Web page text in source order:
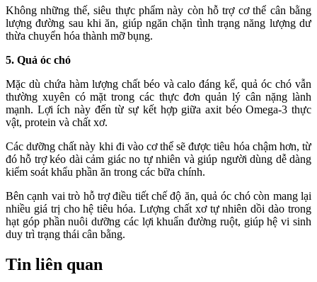
Không những thế, siêu thực phẩm này còn hỗ trợ cơ thể cân bằng
lượng đường sau khi ăn, giúp ngăn chặn tình trạng năng lượng dư
thừa chuyển hóa thành mỡ bụng.
5. Quả óc chó
Mặc dù chứa hàm lượng chất béo và calo đáng kể, quả óc chó vẫn
thường xuyên có mặt trong các thực đơn quản lý cân nặng lành
mạnh. Lợi ích này đến từ sự kết hợp giữa axit béo Omega-3 thực
vật, protein và chất xơ.
Các dưỡng chất này khi đi vào cơ thể sẽ được tiêu hóa chậm hơn, từ
đó hỗ trợ kéo dài cảm giác no tự nhiên và giúp người dùng dễ dàng
kiểm soát khẩu phần ăn trong các bữa chính.
Bên cạnh vai trò hỗ trợ điều tiết chế độ ăn, quả óc chó còn mang lại
nhiều giá trị cho hệ tiêu hóa. Lượng chất xơ tự nhiên dồi dào trong
hạt góp phần nuôi dưỡng các lợi khuẩn đường ruột, giúp hệ vi sinh
duy trì trạng thái cân bằng.
Tin liên quan